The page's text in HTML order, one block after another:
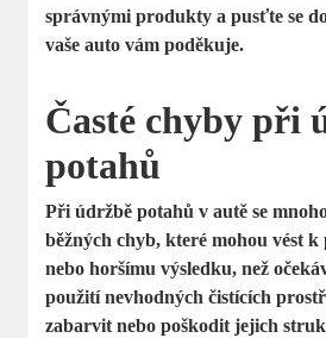
správnými produkty a pusťte se
vaše auto vám poděkuje.
Časté chyby při
potahů
Při údržbě potahů v autě se
běžných chyb, které mohou vést k
nebo horšímu výsledku, než
použití nevhodných čistících
zabarvit nebo poškodit jejich